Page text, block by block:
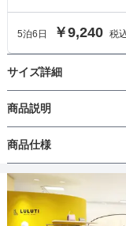
5泊6 日 ￥9,240 税
サイズ詳細
ワンピースのサイズ
サイズ (cm)
着丈
肩幅
商品説明
サイズは120cmです。
発表会やブライダルなどさまざまなシーンでご着用いただけます。
胸下から広がるプリー
えます。ウエストの花
ったりのアイテムです。
商品仕様
丈